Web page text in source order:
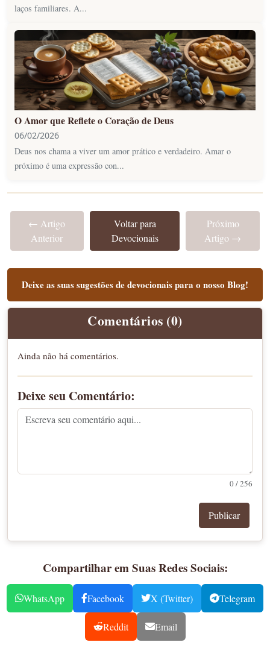
laços familiares. A...
O Amor que Reflete o Coração de Deus
06/02/2026
Deus nos chama a viver um amor prático e verdadeiro. Amar o
próximo é uma expressão con...
← Artigo
Anterior
Voltar para
Devocionais
Próximo
Artigo →
Deixe as suas sugestões de devocionais para o nosso Blog!
Comentários (0)
Ainda não há comentários.
Deixe seu Comentário:
0 / 256
Publicar
Compartilhar em Suas Redes Sociais:
WhatsApp Facebook X (Twitter) Telegram
Reddit Email